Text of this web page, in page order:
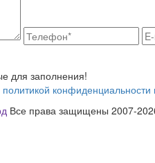
для заполнения!
политикой
Все права защищены 2007-